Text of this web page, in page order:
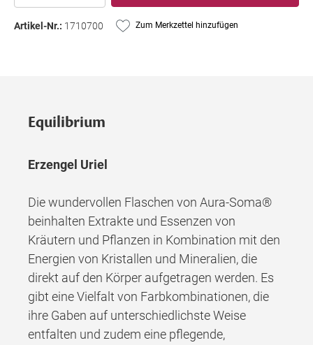
Artikel-Nr.: 1710700 Zum Merkzettel hinzufügen
Equilibrium
Erzengel Uriel
Die wundervollen Flaschen von Aura-Soma®
beinhalten Extrakte und Essenzen von
Kräutern und Pflanzen in Kombination mit den
Energien von Kristallen und Mineralien, die
direkt auf den Körper aufgetragen werden. Es
gibt eine Vielfalt von Farbkombinationen, die
ihre Gaben auf unterschiedlichste Weise
entfalten und zudem eine pflegende,